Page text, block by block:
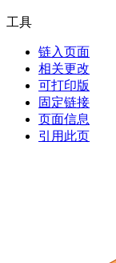
工具
链入页面
相关更改
可打印版
固定链接
页面信息
引用此页